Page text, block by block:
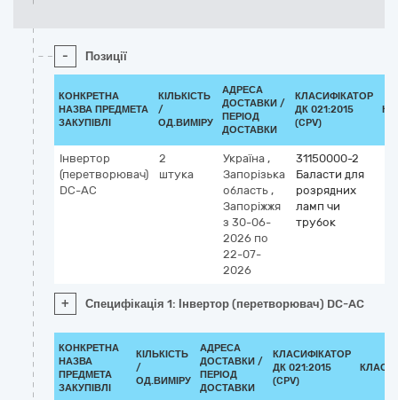
- Позиції
КОНКРЕТНА
НАЗВА ПРЕДМЕТА
ЗАКУПІВЛІ
КІЛЬКІСТЬ
/
ОД.ВИМІРУ
АДРЕСА
ДОСТАВКИ /
ПЕРІОД
ДОСТАВКИ
КЛАСИФІКАТОР
ДК 021:2015
(CPV)
Інвертор
(перетворювач)
DC-AC
2
штука
Україна ,
Запорізька
область ,
Запоріжжя
з 30-06-
2026 по
22-07-
2026
31150000-2
Баласти для
розрядних
ламп чи
трубок
+ Специфікація 1: Інвертор (перетворювач) DC-AC
КОНКРЕТНА
НАЗВА
ПРЕДМЕТА
ЗАКУПІВЛІ
КІЛЬКІСТЬ
/
ОД.ВИМІРУ
АДРЕСА
ДОСТАВКИ /
ПЕРІОД
ДОСТАВКИ
КЛАСИФІКАТОР
ДК 021:2015
(CPV)